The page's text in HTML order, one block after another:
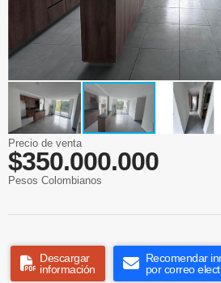
Precio de venta
$350.000.000
Pesos Colombianos
Descargar
información
Recomendar
por correo